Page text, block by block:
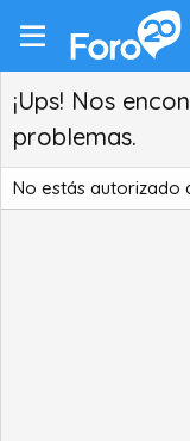
¡Ups! Nos
problemas.
No estás autorizado